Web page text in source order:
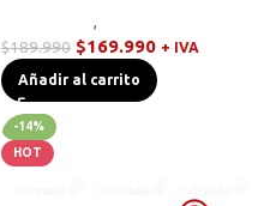
,
$189.990 $169.990 + IVA
Añadir al carrito
-14%
HOT